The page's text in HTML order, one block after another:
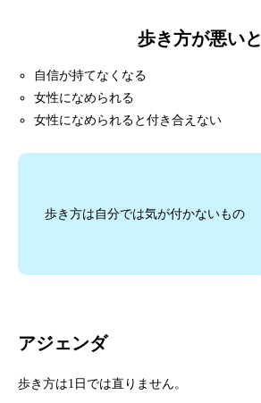
歩き方が悪いと
自信が持てなくなる
女性になめられる
女性になめられると付き合えない
歩き方は自分では気が付かないもの
アジェンダ
歩き方は1日では直りません。